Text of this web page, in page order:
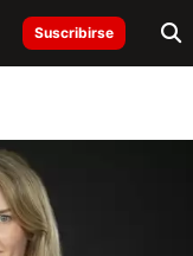
Suscribirse